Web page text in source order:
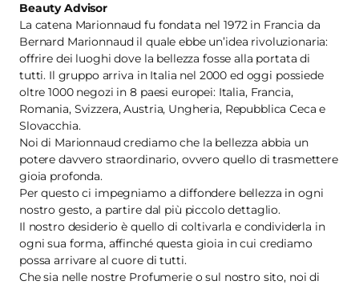
Beauty Advisor
La catena Marionnaud fu fondata nel 1972 in Francia da
Bernard Marionnaud il quale ebbe un’idea rivoluzionaria:
offrire dei luoghi dove la bellezza fosse alla portata di
tutti. Il gruppo arriva in Italia nel 2000 ed oggi possiede
oltre 1000 negozi in 8 paesi europei: Italia, Francia,
Romania, Svizzera, Austria, Ungheria, Repubblica Ceca e
Slovacchia.
Noi di Marionnaud crediamo che la bellezza abbia un
potere davvero straordinario, ovvero quello di trasmettere
gioia profonda.
Per questo ci impegniamo a diffondere bellezza in ogni
nostro gesto, a partire dal più piccolo dettaglio.
Il nostro desiderio è quello di coltivarla e condividerla in
ogni sua forma, affinché questa gioia in cui crediamo
possa arrivare al cuore di tutti.
Che sia nelle nostre Profumerie o sul nostro sito, noi di